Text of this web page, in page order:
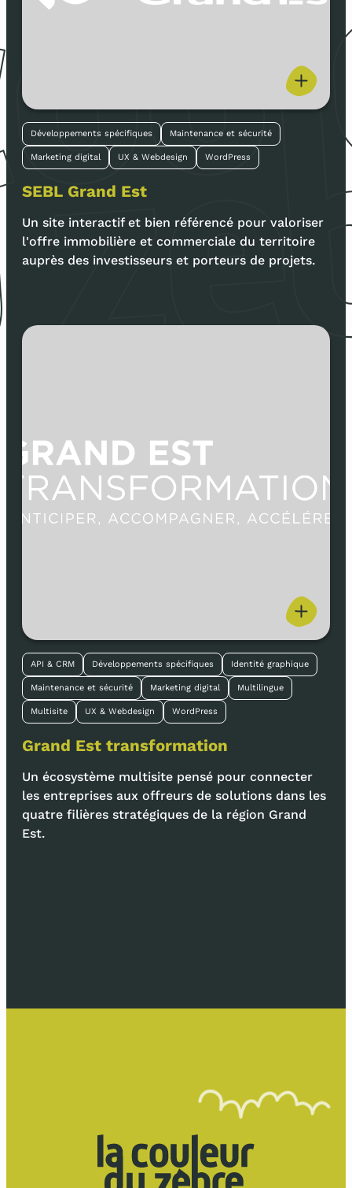
Développements spécifiques Maintenance et sécurité
Marketing digital UX & Webdesign WordPress
SEBL Grand Est
Un site interactif et bien référencé pour valoriser
l'offre immobilière et commerciale du territoire
auprès des investisseurs et porteurs de projets.
API & CRM Développements spécifiques Identité graphique
Maintenance et sécurité Marketing digital Multilingue
Multisite UX & Webdesign WordPress
Grand Est transformation
Un écosystème multisite pensé pour connecter
les entreprises aux offreurs de solutions dans les
quatre filières stratégiques de la région Grand
Est.